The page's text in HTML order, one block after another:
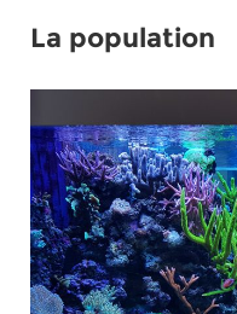
La population